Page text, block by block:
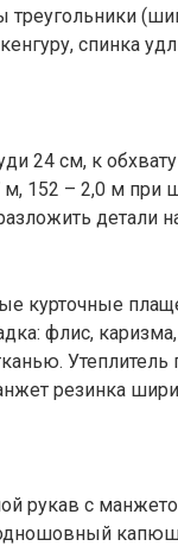
спинка
24 см, к
м, 152 – 2,0 м при
детали
курточные
флис,
Утеплитель
резинка
рукав с